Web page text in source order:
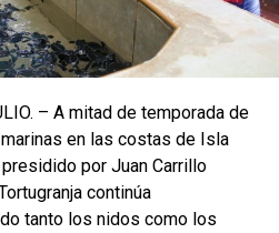
– A mitad de temporada de
en las costas de Isla
por Juan Carrillo
continúa
tanto los nidos como los